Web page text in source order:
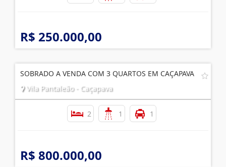
R$ 250.000,00
SOBRADO A VENDA COM 3 QUARTOS EM CAÇAPAVA
Vila Pantaleão - Caçapava
2 1 1
R$ 800.000,00